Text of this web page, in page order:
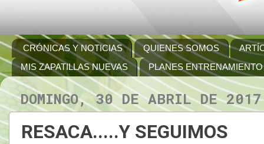
CRÓNICAS Y NOTICIAS QUIENES SOMOS
MIS ZAPATILLAS NUEVAS
PLANES ENTRENAMIENTO
DOMINGO, 30 DE ABRIL DE 2017
RESACA.....Y SEGUIMOS